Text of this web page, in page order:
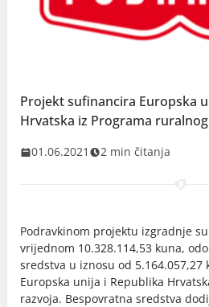
Projekt sufinancira Europska
Hrvatska iz Programa
01.06.2021 2 min čitanja
Podravkinom projektu izgradnje
vrijednom 10.328.114,53 kuna,
sredstva u iznosu od 5.164.057,27
Europska unija i Republika
razvoja. Bespovratna sredstva